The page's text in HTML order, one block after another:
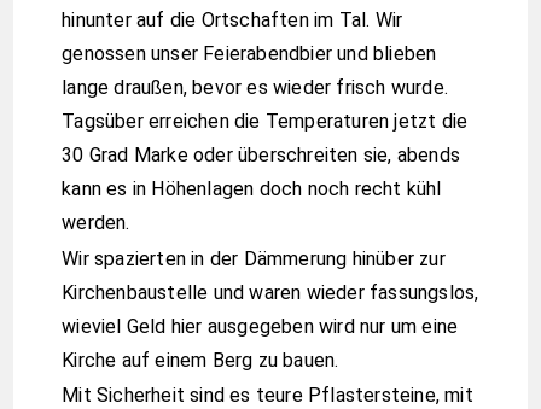
hinunter auf die Ortschaften im Tal. Wir
genossen unser Feierabendbier und blieben
lange draußen, bevor es wieder frisch wurde.
Tagsüber erreichen die Temperaturen jetzt die
30 Grad Marke oder überschreiten sie, abends
kann es in Höhenlagen doch noch recht kühl
werden.
Wir spazierten in der Dämmerung hinüber zur
Kirchenbaustelle und waren wieder fassungslos,
wieviel Geld hier ausgegeben wird nur um eine
Kirche auf einem Berg zu bauen.
Mit Sicherheit sind es teure Pflastersteine, mit